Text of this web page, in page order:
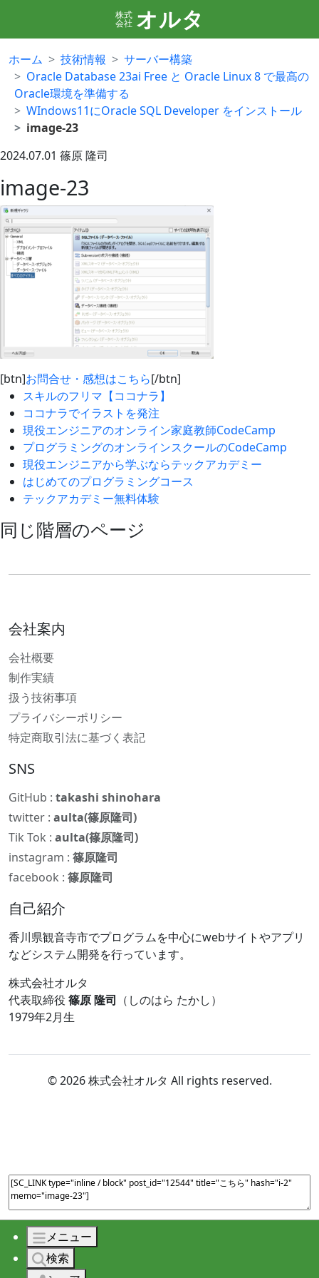
株式
会社 オルタ
ホーム 技術情報
サーバー構築
Oracle Database 23ai Free と Oracle Linux 8 で最高の
Oracle環境を準備する
WIndows11にOracle SQL Developer をインストール
image-23
2024.07.01 篠原 隆司
image-23
[btn]お問合せ・感想はこちら[/btn]
スキルのフリマ【ココナラ】
ココナラでイラストを発注
現役エンジニアのオンライン家庭教師CodeCamp
プログラミングのオンラインスクールのCodeCamp
現役エンジニアから学ぶならテックアカデミー
はじめてのプログラミングコース
テックアカデミー無料体験
同じ階層のページ
会社案内
会社概要
制作実績
扱う技術事項
プライバシーポリシー
特定商取引法に基づく表記
SNS
GitHub : takashi shinohara
twitter : aulta(篠原隆司)
Tik Tok : aulta(篠原隆司)
instagram : 篠原隆司
facebook : 篠原隆司
自己紹介
香川県観音寺市でプログラムを中心にwebサイトやアプリ
などシステム開発を行っています。
株式会社オルタ
代表取締役 篠原 隆司 （しのはら たかし）
1979年2月生
© 2026 株式会社オルタ All rights reserved.
メニュー
検索